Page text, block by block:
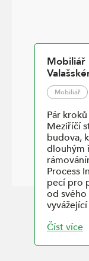
Mobiliář
Mobiliář
Pár
Meziříčí
budova,
dlouhým
Process
pecí pro
od
Číst více